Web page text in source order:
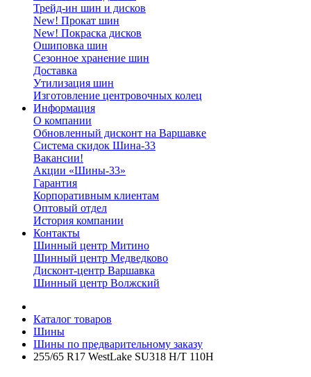
Трейд-ин шин и дисков
New! Прокат шин
New! Покраска дисков
Ошиповка шин
Сезонное хранение шин
Доставка
Утилизация шин
Изготовление центровочных колец
Информация
О компании
Обновленный дисконт на Варшавке
Система скидок Шина-33
Вакансии!
Акции «Шины-33»
Гарантия
Корпоративным клиентам
Оптовый отдел
История компании
Контакты
Шинный центр Митино
Шинный центр Медведково
Дисконт-центр Варшавка
Шинный центр Волжский
Каталог товаров
Шины
Шины по предварительному заказу
255/65 R17 WestLake SU318 H/T 110H